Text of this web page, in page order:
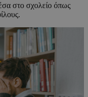
στο σχολείο όπως